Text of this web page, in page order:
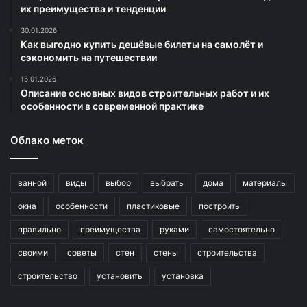
их преимущества и тенденции
30.01.2026
Как выгодно купить дешёвые билеты на самолёт и
сэкономить на путешествии
15.01.2026
Описание основных видов строительных работ и их
особенности в современной практике
Облако меток
ванной виды выбор выбрать дома материалы
окна особенности пластиковые построить
правильно преимущества руками самостоятельно
своими советы стен стены строительства
строительство установить установка